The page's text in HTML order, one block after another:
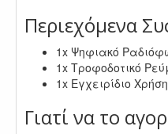
Περιεχόμενα
1x Ψηφιακό
1x Τροφοδοτικό
1x Εγχειρίδιο
Γιατί να το